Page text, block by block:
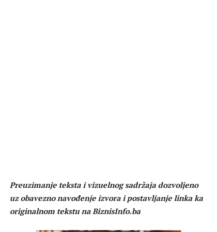
Preuzimanje teksta i vizuelnog sadržaja dozvoljeno
uz obavezno navođenje izvora i postavljanje linka ka
originalnom tekstu na BiznisInfo.ba